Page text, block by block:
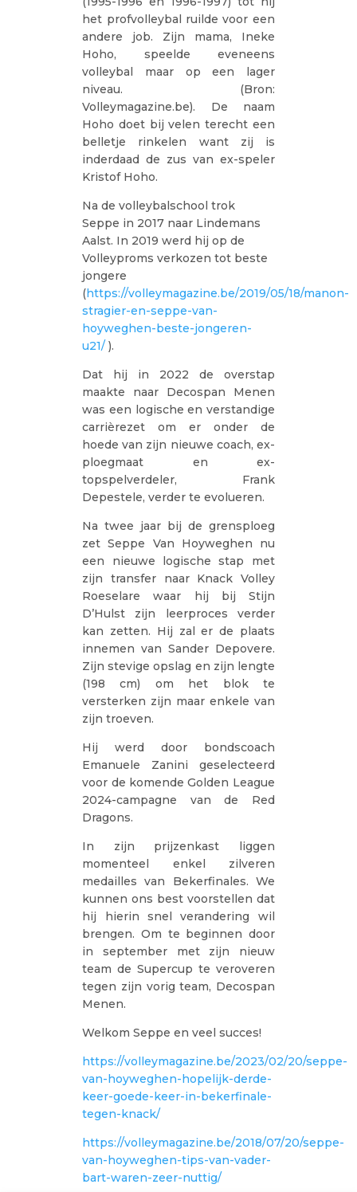
het profvolleybal ruilde voor een
andere job. Zijn mama, Ineke
Hoho, speelde eveneens
volleybal maar op een lager
niveau. (Bron:
Volleymagazine.be). De naam
Hoho doet bij velen terecht een
belletje rinkelen want zij is
inderdaad de zus van ex-speler
Kristof Hoho.
Na de volleybalschool trok
Seppe in 2017 naar Lindemans
Aalst. In 2019 werd hij op de
Volleyproms verkozen tot beste
jongere
(https://volleymagazine.be/2019/05/18/manon-
stragier-en-seppe-van-
hoyweghen-beste-jongeren-
u21/ ).
Dat hij in 2022 de overstap
maakte naar Decospan Menen
was een logische en verstandige
carrièrezet om er onder de
hoede van zijn nieuwe coach, ex-
ploegmaat en ex-
topspelverdeler, Frank
Depestele, verder te evolueren.
Na twee jaar bij de grensploeg
zet Seppe Van Hoyweghen nu
een nieuwe logische stap met
zijn transfer naar Knack Volley
Roeselare waar hij bij Stijn
D’Hulst zijn leerproces verder
kan zetten. Hij zal er de plaats
innemen van Sander Depovere.
Zijn stevige opslag en zijn lengte
(198 cm) om het blok te
versterken zijn maar enkele van
zijn troeven.
Hij werd door bondscoach
Emanuele Zanini geselecteerd
voor de komende Golden League
2024-campagne van de Red
Dragons.
In zijn prijzenkast liggen
momenteel enkel zilveren
medailles van Bekerfinales. We
kunnen ons best voorstellen dat
hij hierin snel verandering wil
brengen. Om te beginnen door
in september met zijn nieuw
team de Supercup te veroveren
tegen zijn vorig team, Decospan
Menen.
Welkom Seppe en veel succes!
https://volleymagazine.be/2023/02/20/seppe-
van-hoyweghen-hopelijk-derde-
keer-goede-keer-in-bekerfinale-
tegen-knack/
https://volleymagazine.be/2018/07/20/seppe-
van-hoyweghen-tips-van-vader-
bart-waren-zeer-nuttig/